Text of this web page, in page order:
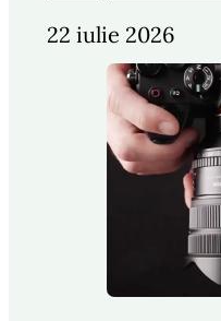
22 iulie 2026